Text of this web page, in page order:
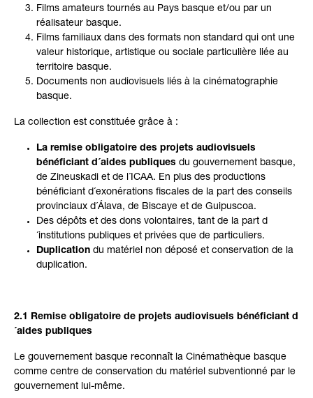
Films amateurs tournés au Pays basque et/ou par un
réalisateur basque.
Films familiaux dans des formats non standard qui ont une
valeur historique, artistique ou sociale particulière liée au
territoire basque.
Documents non audiovisuels liés à la cinématographie
basque.
La collection est constituée grâce à :
La remise obligatoire des projets audiovisuels
bénéficiant d´aides publiques du gouvernement basque,
de Zineuskadi et de l´ICAA. En plus des productions
bénéficiant d´exonérations fiscales de la part des conseils
provinciaux d´Álava, de Biscaye et de Guipuscoa.
Des dépôts et des dons volontaires, tant de la part d
´institutions publiques et privées que de particuliers.
Duplication du matériel non déposé et conservation de la
duplication.
2.1 Remise obligatoire de projets audiovisuels bénéficiant d
´aides publiques
Le gouvernement basque reconnaît la Cinémathèque basque
comme centre de conservation du matériel subventionné par le
gouvernement lui-même.